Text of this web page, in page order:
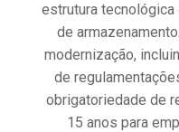
estrutura
de
modernização,
de
obrigatoriedade de
15 anos para